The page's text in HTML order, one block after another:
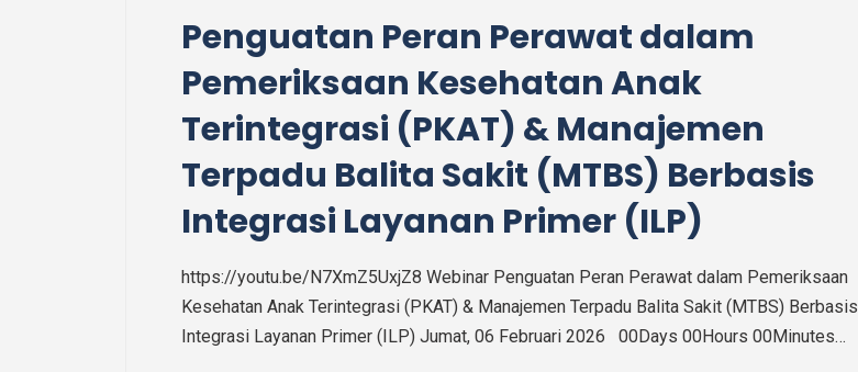
Penguatan Peran Perawat dalam
Pemeriksaan Kesehatan Anak
Terintegrasi (PKAT) & Manajemen
Terpadu Balita Sakit (MTBS) Berbasis
Integrasi Layanan Primer (ILP)
https://youtu.be/N7XmZ5UxjZ8 Webinar Penguatan Peran Perawat dalam Pemeriksaan
Kesehatan Anak Terintegrasi (PKAT) & Manajemen Terpadu Balita Sakit (MTBS) Berbasis
Integrasi Layanan Primer (ILP) Jumat, 06 Februari 2026 00Days 00Hours 00Minutes…